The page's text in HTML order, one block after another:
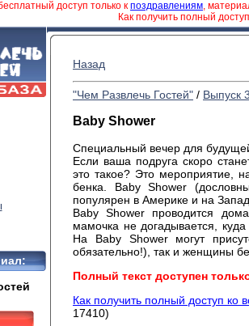
доступ только к поздравлениям,
Как получить полный
Назад
"Чем Развлечь Гостей" / Выпуск
Baby Shower
Специальный вечер для
Если ваша подруга скоро
это такое? Это мероприятие,
бенка. Baby Shower
популярен в Америке и на
Baby Shower проводится
мамочка не догадывается,
На Baby Shower могут
обязательно!), так и женщины
Полный текст доступен
Как получить полный доступ ко
17410)